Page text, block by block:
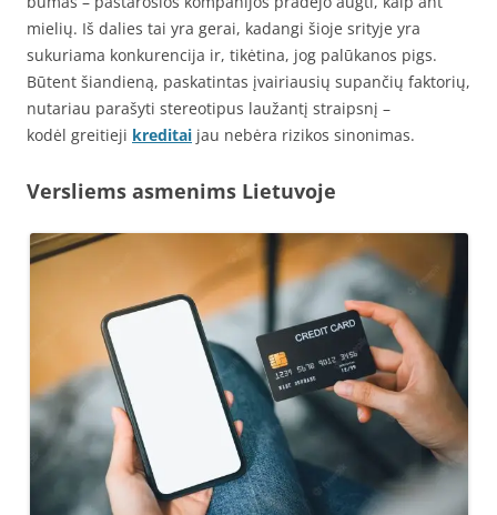
mielių. Iš dalies tai yra gerai, kadangi šioje srityje yra
sukuriama konkurencija ir, tikėtina, jog palūkanos pigs.
Būtent šiandieną, paskatintas įvairiausių supančių faktorių,
nutariau parašyti stereotipus laužantį straipsnį –
kodėl greitieji kreditai jau nebėra rizikos sinonimas.
Versliems asmenims Lietuvoje